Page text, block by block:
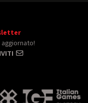
aggiornato!